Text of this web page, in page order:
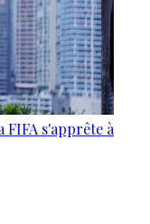
s'apprête à